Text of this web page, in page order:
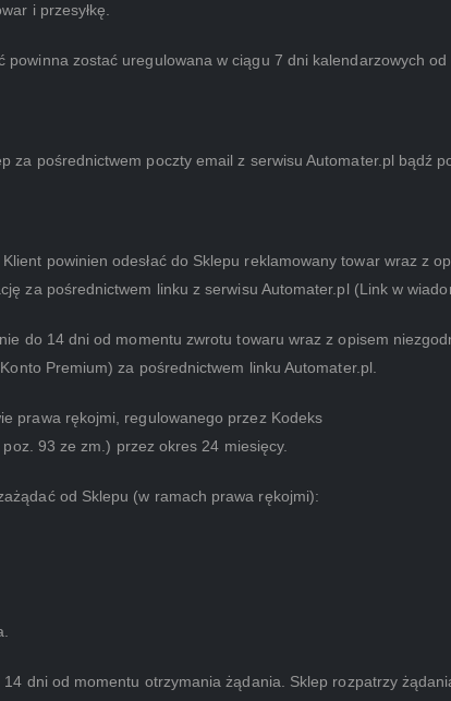
i przesyłkę.
powinna zostać uregulowana w ciągu 7 dni kalendarzowych
za pośrednictwem poczty email z serwisu Automater.pl bądź
powinien odesłać do Sklepu reklamowany towar wraz z
za pośrednictwem linku z serwisu Automater.pl (Link w
do 14 dni od momentu zwrotu towaru wraz z opisem
Premium) za pośrednictwem linku Automater.pl.
prawa rękojmi, regulowanego przez Kodeks
93 ze zm.) przez okres 24 miesięcy.
od Sklepu (w ramach prawa rękojmi):
dni od momentu otrzymania żądania. Sklep rozpatrzy